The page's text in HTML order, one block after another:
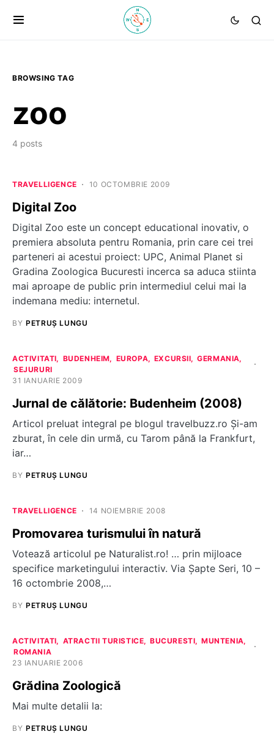
BROWSING TAG
zoo
4 posts
TRAVELLIGENCE 10 OCTOMBRIE 2009
Digital Zoo
Digital Zoo este un concept educational inovativ, o
premiera absoluta pentru Romania, prin care cei trei
parteneri ai acestui proiect: UPC, Animal Planet si
Gradina Zoologica Bucuresti incerca sa aduca stiinta
mai aproape de public prin intermediul celui mai la
indemana mediu: internetul.
BY PETRUȘ LUNGU
ACTIVITATI BUDENHEIM EUROPA EXCURSII
GERMANIA
SEJURURI
31 IANUARIE 2009
Jurnal de călătorie: Budenheim (2008)
Articol preluat integral pe blogul travelbuzz.ro Şi-am
zburat, în cele din urmă, cu Tarom până la Frankfurt,
iar…
BY PETRUȘ LUNGU
TRAVELLIGENCE 14 NOIEMBRIE 2008
Promovarea turismului în natură
Votează articolul pe Naturalist.ro! … prin mijloace
specifice marketingului interactiv. Via Şapte Seri, 10 –
16 octombrie 2008,…
BY PETRUȘ LUNGU
ACTIVITATI ATRACTII TURISTICE BUCURESTI
MUNTENIA
ROMANIA
23 IANUARIE 2006
Grădina Zoologică
Mai multe detalii la:
BY PETRUȘ LUNGU